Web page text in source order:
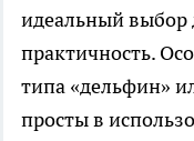
идеальный выбор
практичность.
типа «дельфин»
просты в